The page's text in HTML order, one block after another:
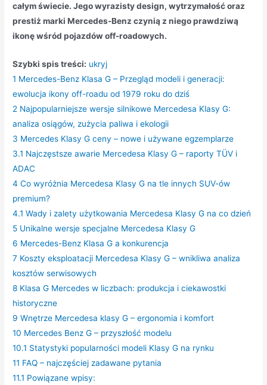
całym świecie. Jego wyrazisty design, wytrzymałość oraz
prestiż marki Mercedes-Benz czynią z niego prawdziwą
ikonę wśród pojazdów off-roadowych.
Szybki spis treści: ukryj
1 Mercedes-Benz Klasa G – Przegląd modeli i generacji:
ewolucja ikony off-roadu od 1979 roku do dziś
2 Najpopularniejsze wersje silnikowe Mercedesa Klasy G:
analiza osiągów, zużycia paliwa i ekologii
3 Mercedes Klasy G ceny – nowe i używane egzemplarze
3.1 Najczęstsze awarie Mercedesa Klasy G – raporty TÜV i
ADAC
4 Co wyróżnia Mercedesa Klasy G na tle innych SUV-ów
premium?
4.1 Wady i zalety użytkowania Mercedesa Klasy G na co dzień
5 Unikalne wersje specjalne Mercedesa Klasy G
6 Mercedes-Benz Klasa G a konkurencja
7 Koszty eksploatacji Mercedesa Klasy G – wnikliwa analiza
kosztów serwisowych
8 Klasa G Mercedes w liczbach: produkcja i ciekawostki
historyczne
9 Wnętrze Mercedesa klasy G – ergonomia i komfort
10 Mercedes Benz G – przyszłość modelu
10.1 Statystyki popularności modeli Klasy G na rynku
11 FAQ – najczęściej zadawane pytania
11.1 Powiązane wpisy: